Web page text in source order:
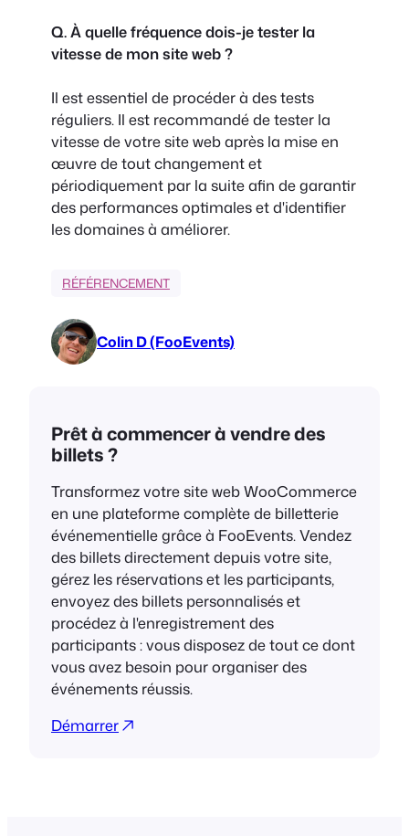
Q. À quelle fréquence dois-je tester la
vitesse de mon site web ?
Il est essentiel de procéder à des tests
réguliers. Il est recommandé de tester la
vitesse de votre site web après la mise en
œuvre de tout changement et
périodiquement par la suite afin de garantir
des performances optimales et d'identifier
les domaines à améliorer.
RÉFÉRENCEMENT
Colin D (FooEvents)
Prêt à commencer à vendre des
billets ?
Transformez votre site web WooCommerce
en une plateforme complète de billetterie
événementielle grâce à FooEvents. Vendez
des billets directement depuis votre site,
gérez les réservations et les participants,
envoyez des billets personnalisés et
procédez à l'enregistrement des
participants : vous disposez de tout ce dont
vous avez besoin pour organiser des
événements réussis.
Démarrer